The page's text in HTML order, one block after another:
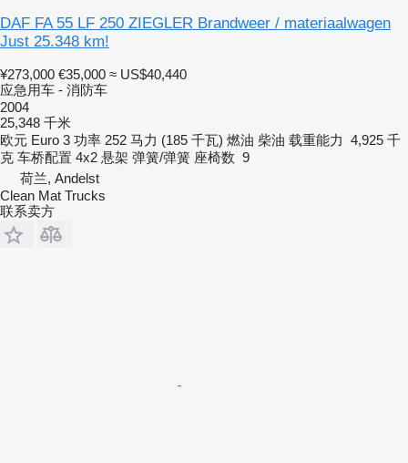
DAF FA 55 LF 250 ZIEGLER Brandweer / materiaalwagen
Just 25.348 km!
¥273,000 €35,000 ≈ US$40,440
应急用车 - 消防车
2004
25,348 千米
欧元 Euro 3 功率 252 马力 (185 千瓦) 燃油 柴油 载重能力 4,925 千
克 车桥配置 4x2 悬架 弹簧/弹簧 座椅数 9
荷兰, Andelst
Clean Mat Trucks
联系卖方